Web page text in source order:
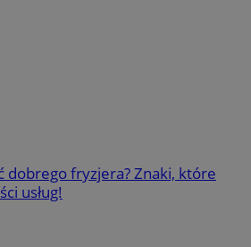
dobrego fryzjera? Znaki, które
usług!